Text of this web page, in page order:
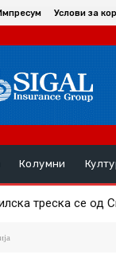
Услови за
Колумни
со возач,
треска се од